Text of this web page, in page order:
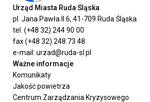
Urząd Miasta Ruda Śląska
pl. Jana Pawła II 6, 41-709 Ruda Śląska
tel. (+48 32) 244 90 00
fax (+48 32) 248 73 48
e-mail: urzad@ruda-sl.pl
Ważne informacje
Komunikaty
Jakość powietrza
Centrum Zarządzania Kryzysowego